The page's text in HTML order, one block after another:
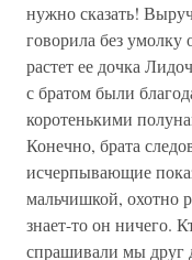
нужно сказать!
говорила без умолку
растет ее дочка
с братом были
коротенькими
Конечно, брата
исчерпывающие
мальчишкой, охотно
знает-то он ничего.
спрашивали мы друг